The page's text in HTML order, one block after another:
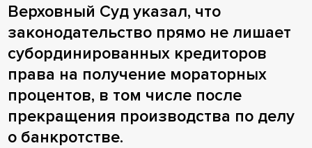
Верховный Суд указал, что
законодательство прямо не лишает
субординированных кредиторов
права на получение мораторных
процентов, в том числе после
прекращения производства по делу
о банкротстве.